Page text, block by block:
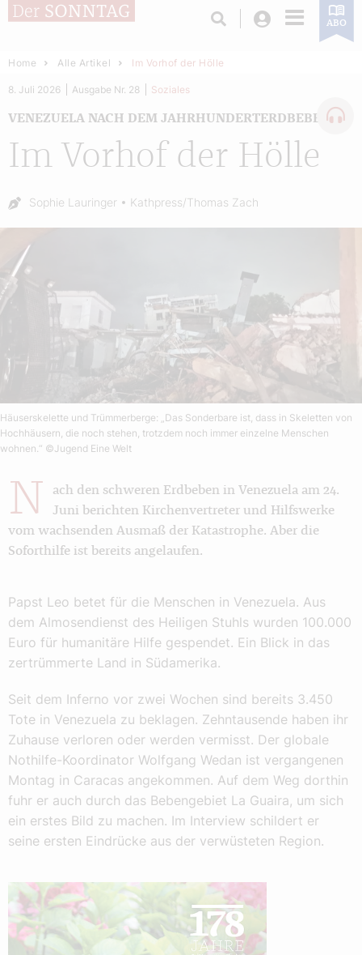
Login ABO
Home Alle Artikel Im Vorhof der Hölle
Im Vorhof der Hölle
VENEZUELA NACH DEM JAHRHUNDERTERDBEBEN
8. Juli 2026 Ausgabe Nr. 28 Soziales
Autor:
Sophie Lauringer Kathpress/Thomas Zach
Häuserskelette und Trümmerberge: „Das Sonderbare ist, dass in Skeletten von
Hochhäusern, die noch stehen, trotzdem noch immer einzelne Menschen
wohnen.“ ©Jugend Eine Welt
N
ach den schweren Erdbeben in Venezuela am 24.
Juni berichten Kirchenvertreter und Hilfswerke
vom wachsenden Ausmaß der Katastrophe. Aber die
Soforthilfe ist bereits angelaufen.
Papst Leo betet für die Menschen in Venezuela. Aus
dem Almosendienst des Heiligen Stuhls wurden 100.000
Euro für humanitäre Hilfe gespendet. Ein Blick in das
zertrümmerte Land in Südamerika.
Seit dem Inferno vor zwei Wochen sind bereits 3.450
Tote in Venezuela zu beklagen. Zehntausende haben ihr
Zuhause verloren oder werden vermisst. Der globale
Nothilfe-Koordinator Wolfgang Wedan ist vergangenen
Montag in Caracas angekommen. Auf dem Weg dorthin
fuhr er auch durch das Bebengebiet La Guaira, um sich
ein erstes Bild zu machen. Im Interview schildert er
seine ersten Eindrücke aus der verwüsteten Region.